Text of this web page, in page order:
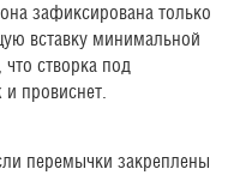
зафиксирована только
вставку минимальной
створка под
провиснет.
перемычки закреплены